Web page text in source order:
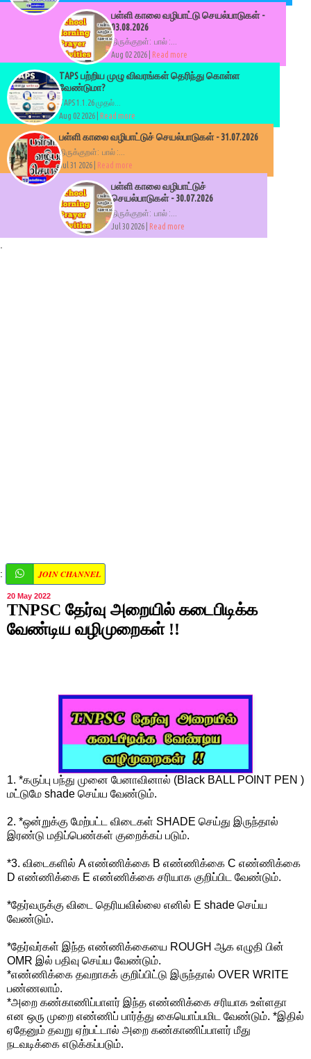
பள்ளி காலை வழிபாட்டு செயல்பாடுகள் -
03.08.2026
திருக்குறள்: பால் :...
Aug 02 2026 |
Read more
TAPS பற்றிய முழு விவரங்கள் தெரிந்து கொள்ள
வேண்டுமா?
TAPS 1.1.26 முதல்...
Aug 02 2026 | Read more
பள்ளி காலை வழிபாட்டுச் செயல்பாடுகள் - 31.07.2026
திருக்குறள்: பால் :...
Jul 31 2026 |
Read more
பள்ளி காலை வழிபாட்டுச்
செயல்பாடுகள் - 30.07.2026
திருக்குறள்: பால் :...
Jul 30 2026 |
Read more
: JOIN CHANNEL
20 May 2022
TNPSC தேர்வு அறையில் கடைபிடிக்க
வேண்டிய வழிமுறைகள் !!
1. *கருப்பு பந்து முனை பேனாவினால் (Black BALL POINT PEN )
மட்டுமே shade செய்ய வேண்டும்.
2. *ஒன்றுக்கு மேற்பட்ட விடைகள் SHADE செய்து இருந்தால்
இரண்டு மதிப்பெண்கள் குறைக்கப் படும்.
*3. விடைகளில் A எண்ணிக்கை B எண்ணிக்கை C எண்ணிக்கை
D எண்ணிக்கை E எண்ணிக்கை சரியாக குறிப்பிட வேண்டும்.
*தேர்வருக்கு விடை தெரியவில்லை எனில் E shade செய்ய
வேண்டும்.
*தேர்வர்கள் இந்த எண்ணிக்கையை ROUGH ஆக எழுதி பின்
OMR இல் பதிவு செய்ய வேண்டும்.
*எண்ணிக்கை தவறாகக் குறிப்பிட்டு இருந்தால் OVER WRITE
பண்ணலாம்.
*அறை கண்காணிப்பாளர் இந்த எண்ணிக்கை சரியாக உள்ளதா
என ஒரு முறை எண்ணிப் பார்த்து கையொப்பமிட வேண்டும். *இதில்
ஏதேனும் தவறு ஏற்பட்டால் அறை கண்காணிப்பாளர் மீது
நடவடிக்கை எடுக்கப்படும்.